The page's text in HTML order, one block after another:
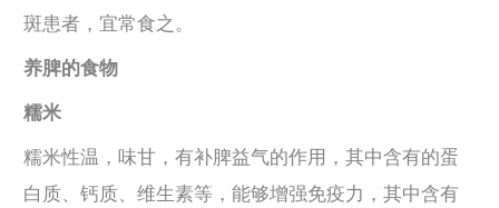
斑患者，宜常食之。
养脾的食物
糯米
糯米性温，味甘，有补脾益气的作用，其中含有的蛋
白质、钙质、维生素等，能够增强免疫力，其中含有